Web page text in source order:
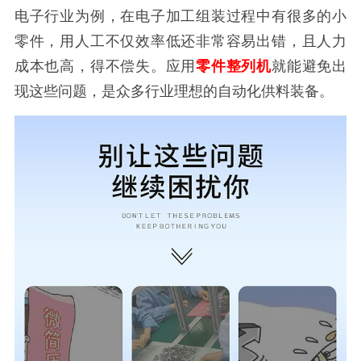
电子行业为例，在电子加工组装过程中有很多的小
零件，用人工不仅效率低还非常容易出错，且人力
成本也高，得不偿失。应用零件整列机就能避免出
现这些问题，是众多行业理想的自动化供料装备。